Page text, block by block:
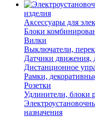
изделия
Аксессуары для
Блоки
Вилки
Выключатели,
Датчики движения,
Дистанционное
Рамки,
Розетки
Удлинители, блоки
назначения